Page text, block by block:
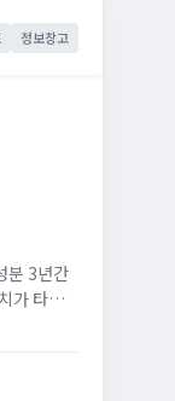
정보창고
간
가 타는